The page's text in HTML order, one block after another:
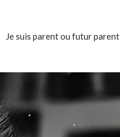
Je suis parent ou futur parent